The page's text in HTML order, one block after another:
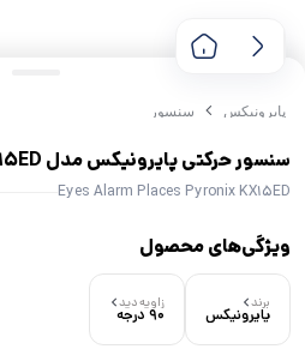
پایرونیکس سنسور
سنسور حرکتی پایرونیکس مدل KX15ED
Eyes Alarm Places Pyronix KX15ED
ویژگی‌های محصول
برند
پایرونیکس
زاویه دید
90 درجه